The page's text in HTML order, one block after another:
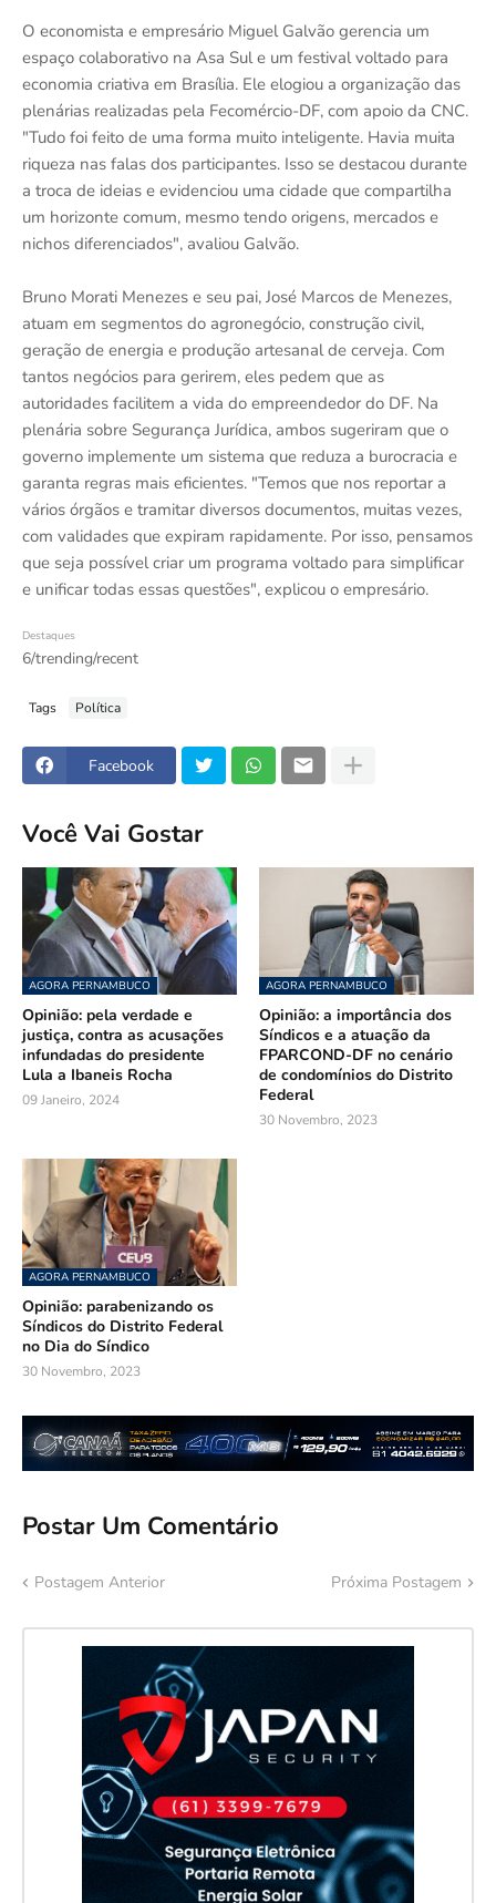
O economista e empresário Miguel Galvão gerencia um
espaço colaborativo na Asa Sul e um festival voltado para
economia criativa em Brasília. Ele elogiou a organização das
plenárias realizadas pela Fecomércio-DF, com apoio da CNC.
"Tudo foi feito de uma forma muito inteligente. Havia muita
riqueza nas falas dos participantes. Isso se destacou durante
a troca de ideias e evidenciou uma cidade que compartilha
um horizonte comum, mesmo tendo origens, mercados e
nichos diferenciados", avaliou Galvão.
Bruno Morati Menezes e seu pai, José Marcos de Menezes,
atuam em segmentos do agronegócio, construção civil,
geração de energia e produção artesanal de cerveja. Com
tantos negócios para gerirem, eles pedem que as
autoridades facilitem a vida do empreendedor do DF. Na
plenária sobre Segurança Jurídica, ambos sugeriram que o
governo implemente um sistema que reduza a burocracia e
garanta regras mais eficientes. "Temos que nos reportar a
vários órgãos e tramitar diversos documentos, muitas vezes,
com validades que expiram rapidamente. Por isso, pensamos
que seja possível criar um programa voltado para simplificar
e unificar todas essas questões", explicou o empresário.
Destaques
6/trending/recent
Tags Política
Facebook
Você Vai Gostar
AGORA PERNAMBUCO
Opinião: pela verdade e
justiça, contra as acusações
infundadas do presidente
Lula a Ibaneis Rocha
09 Janeiro, 2024
AGORA PERNAMBUCO
Opinião: a importância dos
Síndicos e a atuação da
FPARCOND-DF no cenário
de condomínios do Distrito
Federal
30 Novembro, 2023
AGORA PERNAMBUCO
Opinião: parabenizando os
Síndicos do Distrito Federal
no Dia do Síndico
30 Novembro, 2023
Postar Um Comentário
Postagem Anterior Próxima Postagem